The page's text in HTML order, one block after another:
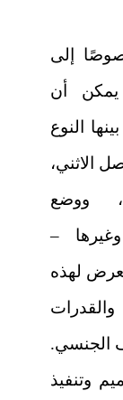
إلى
يمكن أن
النوع
الاثني،
ووضع
–
لهذه
الجنسي.
وتنفيذ